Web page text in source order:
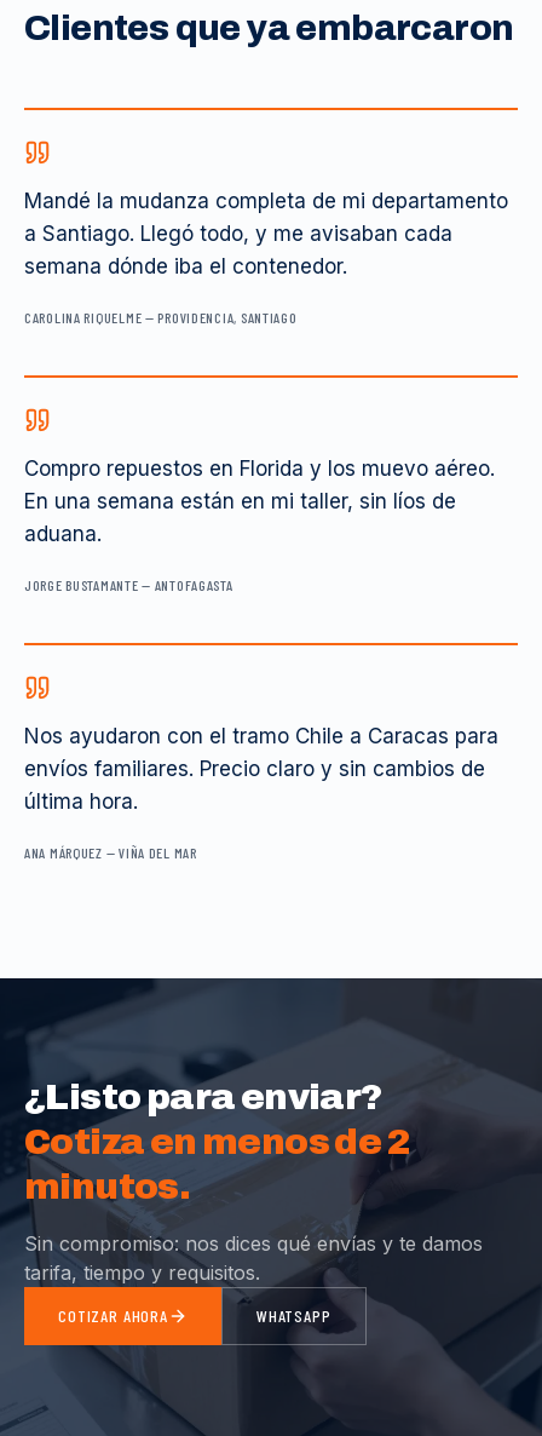
Clientes que ya embarcaron
Mandé la mudanza completa de mi departamento
a Santiago. Llegó todo, y me avisaban cada
semana dónde iba el contenedor.
CAROLINA RIQUELME —PROVIDENCIA, SANTIAGO
Compro repuestos en Florida y los muevo aéreo.
En una semana están en mi taller, sin líos de
aduana.
JORGE BUSTAMANTE — ANTOFAGASTA
Nos ayudaron con el tramo Chile a Caracas para
envíos familiares. Precio claro y sin cambios de
última hora.
ANA MÁRQUEZ —VIÑA DEL MAR
¿Listo para enviar?
Cotiza en menos de 2
minutos.
Sin compromiso: nos dices qué envías y te damos
tarifa, tiempo y requisitos.
COTIZAR AHORA WHATSAPP